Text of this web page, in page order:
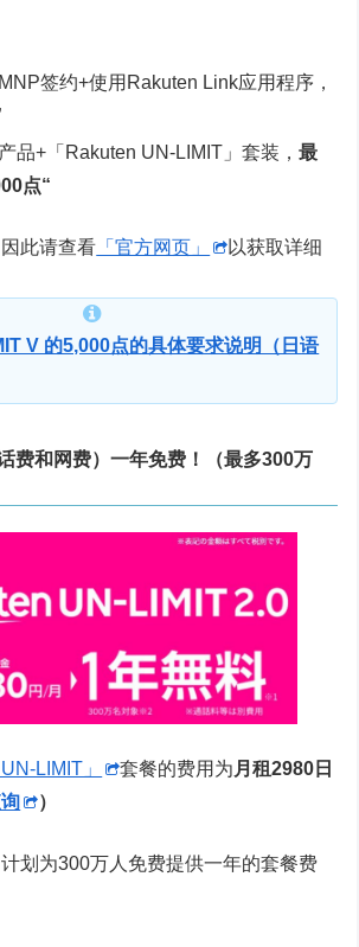
签约+使用Rakuten Link应用程序，
品+「Rakuten UN-LIMIT」套装，最
点“
此请查看 「官方网页」
以获取详细
V 的5,000点的具体要求说明（日语
费和网费）一年免费！（最多300万
LIMIT」 套餐的费用为月租2980日
）
划为300万人免费提供一年的套餐费